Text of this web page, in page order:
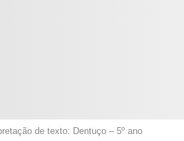
de texto: Dentuço – 5º ano